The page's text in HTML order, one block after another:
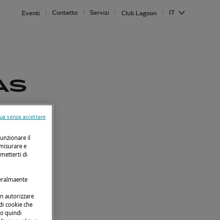
Eventi Contatto Servizi Club Lagoon IT
il
e
di
autorizzare
cookie che
quindi
senza accettare